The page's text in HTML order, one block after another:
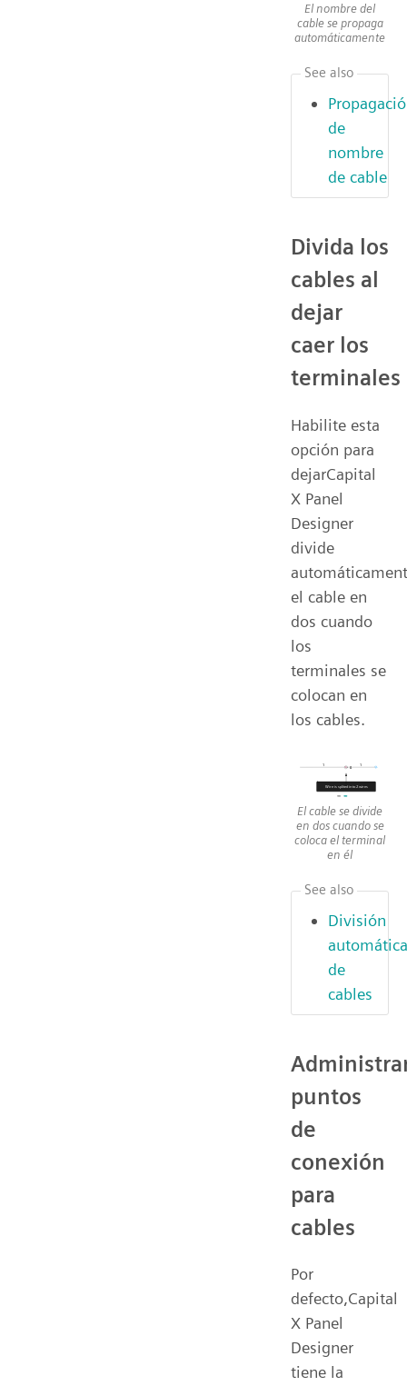
El nombre del
cable se propaga
automáticamente
de
nombre
de cable
See also
Divida los
cables al
dejar
caer los
terminales
Habilite esta
opción para
dejarCapital
X Panel
Designer
divide
el cable en
dos cuando
los
terminales se
colocan en
los cables.
El cable se divide
en dos cuando se
coloca el terminal
en él
División
automática
de
cables
See also
puntos
de
conexión
para
cables
Por
defecto,Capital
X Panel
Designer
tiene la